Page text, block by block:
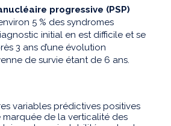
progressive (PSP)
5 % des syndromes
initial en est difficile et se
3 ans d’une évolution
de survie étant de 6 ans.
variables prédictives positives
de la verticalité des